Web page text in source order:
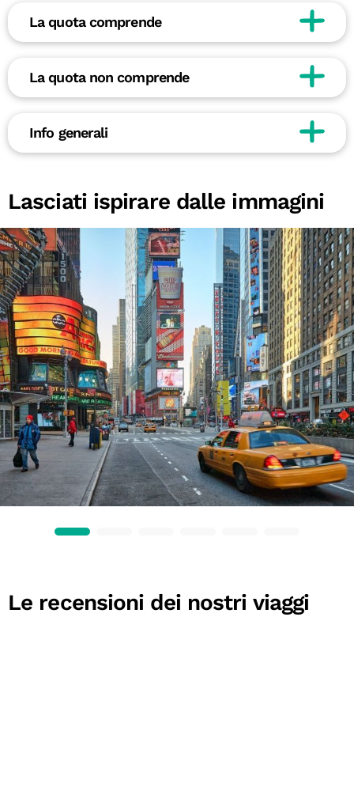
La quota comprende
La quota non comprende
Info generali
Lasciati ispirare dalle immagini
Le recensioni dei nostri viaggi